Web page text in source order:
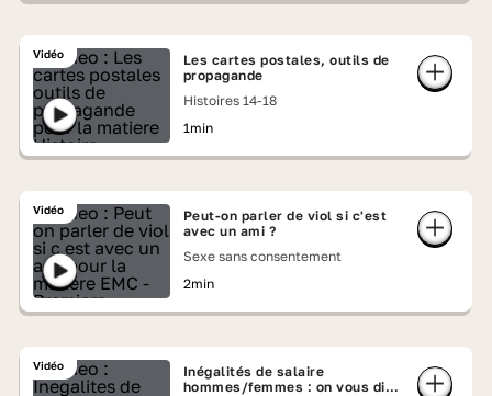
Vidéo
Les cartes postales, outils de
propagande
Histoires 14-18
1min
Vidéo
Peut-on parler de viol si c'est
avec un ami ?
Sexe sans consentement
2min
Vidéo
Inégalités de salaire
hommes/femmes : on vous dit